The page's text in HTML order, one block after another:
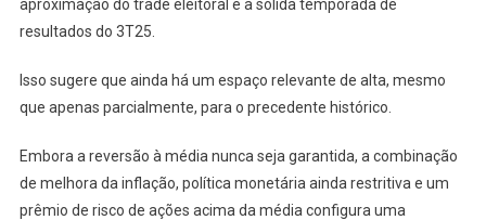
aproximação do trade eleitoral e a sólida temporada de
resultados do 3T25.
Isso sugere que ainda há um espaço relevante de alta, mesmo
que apenas parcialmente, para o precedente histórico.
Embora a reversão à média nunca seja garantida, a combinação
de melhora da inflação, política monetária ainda restritiva e um
prêmio de risco de ações acima da média configura uma